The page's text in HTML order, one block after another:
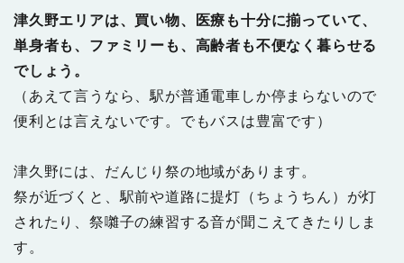
津久野エリアは、買い物、医療も十分に揃っていて、
単身者も、ファミリーも、高齢者も不便なく暮らせる
でしょう。
（あえて言うなら、駅が普通電車しか停まらないので
便利とは言えないです。でもバスは豊富です）
津久野には、だんじり祭の地域があります。
祭が近づくと、駅前や道路に提灯（ちょうちん）が灯
されたり、祭囃子の練習する音が聞こえてきたりしま
す。